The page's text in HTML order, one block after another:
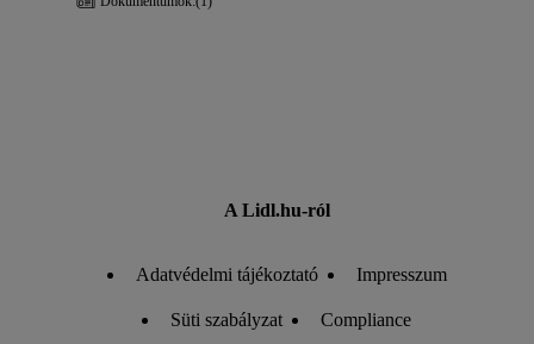
A Lidl.hu-ról
Adatvédelmi tájékoztató Impresszum
Süti szabályzat Compliance